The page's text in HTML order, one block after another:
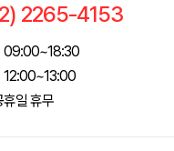
2265-4153
09:00~18:30
12:00~13:00
휴일 휴무